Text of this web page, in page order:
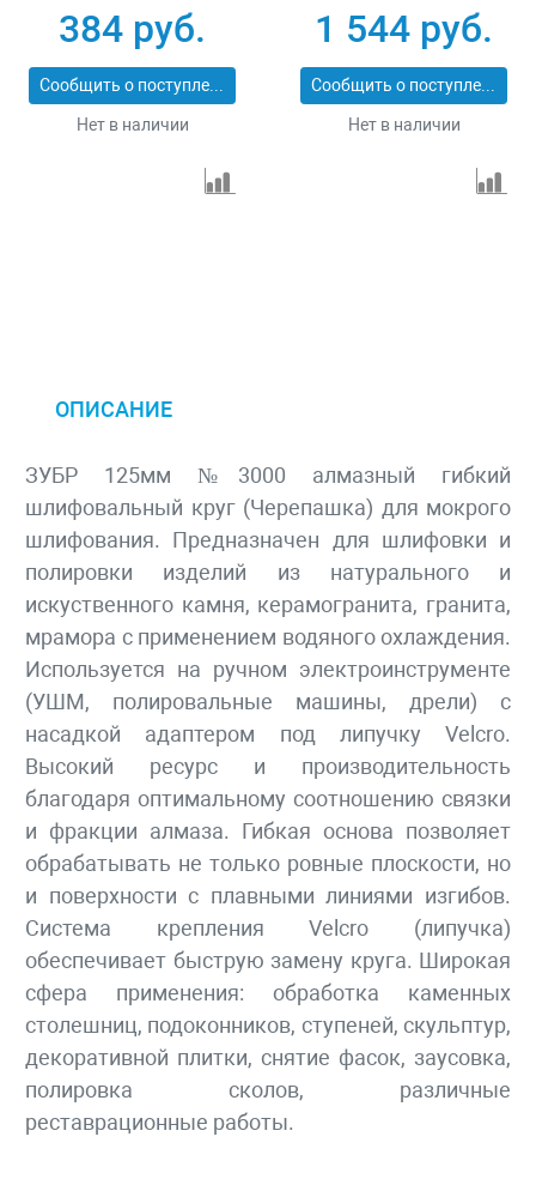
шлифования 100 мм
Р800 Зубр 29868-800
384 руб.
Сообщить о поступлении
Нет в наличии
шлифование 5 шт
Matrix 73508
1 544 руб.
Сообщить о поступлении
Нет в наличии
ОПИСАНИЕ
ЗУБР 125мм №3000 алмазный гибкий
шлифовальный круг (Черепашка) для мокрого
шлифования. Предназначен для шлифовки и
полировки изделий из натурального и
искуственного камня, керамогранита, гранита,
мрамора с применением водяного охлаждения.
Используется на ручном электроинструменте
(УШМ, полировальные машины, дрели) с
насадкой адаптером под липучку Velcro.
Высокий ресурс и производительность
благодаря оптимальному соотношению связки
и фракции алмаза. Гибкая основа позволяет
обрабатывать не только ровные плоскости, но
и поверхности с плавными линиями изгибов.
Система крепления Velcro (липучка)
обеспечивает быструю замену круга. Широкая
сфера применения: обработка каменных
столешниц, подоконников, ступеней, скульптур,
декоративной плитки, снятие фасок, заусовка,
полировка сколов, различные
реставрационные работы.